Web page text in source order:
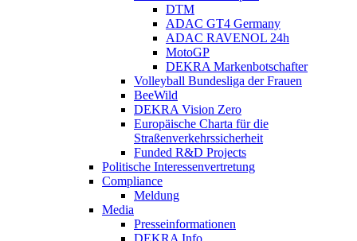
DTM
ADAC GT4 Germany
ADAC RAVENOL 24h
MotoGP
DEKRA Markenbotschafter
Volleyball Bundesliga der Frauen
BeeWild
DEKRA Vision Zero
Europäische Charta für die
Straßenverkehrssicherheit
Funded R&D Projects
Politische Interessenvertretung
Compliance
Meldung
Media
Presseinformationen
DEKRA Info